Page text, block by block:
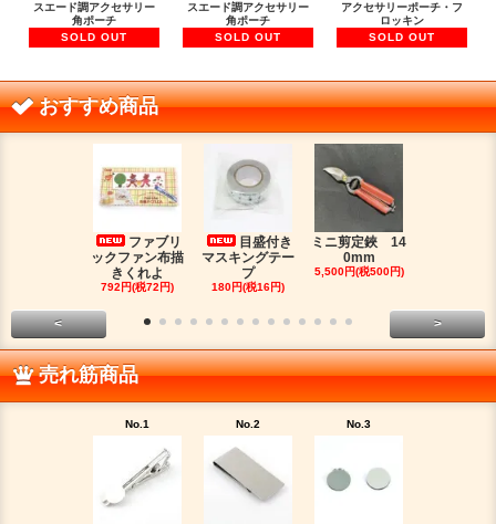
スエード調アクセサリー
角ポーチ
SOLD OUT
スエード調アクセサリー
角ポーチ
SOLD OUT
アクセサリーポーチ・フ
ロッキン
SOLD OUT
おすすめ商品
ファブリ
ックファン布描
きくれよ
792円(税72円)
目盛付き
マスキングテー
プ
180円(税16円)
ミニ剪定鋏 14
0mm
5,500円(税500円)
< >
売れ筋商品
No.1 No.2 No.3